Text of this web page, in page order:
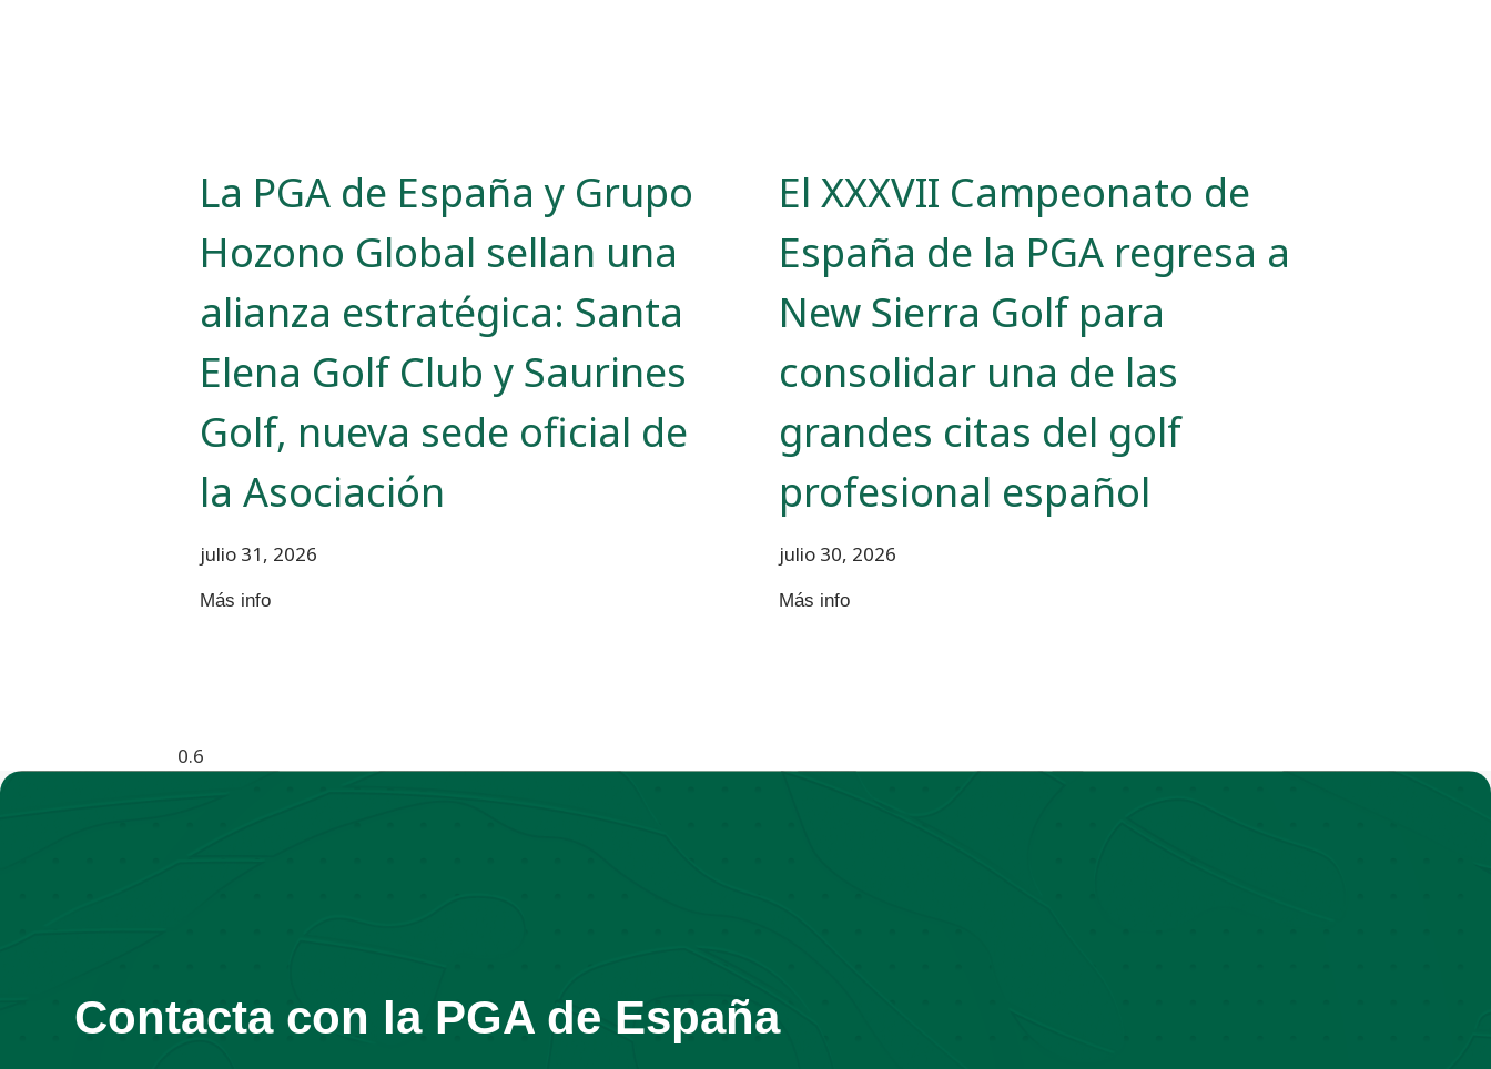
La PGA de España y Grupo
Hozono Global sellan una
alianza estratégica: Santa
Elena Golf Club y Saurines
Golf, nueva sede oficial de
la Asociación
julio 31, 2026
Más info
El XXXVII Campeonato de
España de la PGA regresa a
New Sierra Golf para
consolidar una de las
grandes citas del golf
profesional español
julio 30, 2026
Más info
Contacta con la PGA de España